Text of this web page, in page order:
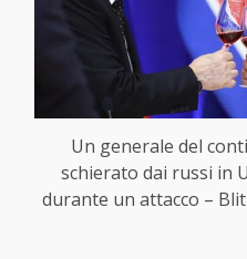
Un generale del
schierato dai russi in
durante un attacco –